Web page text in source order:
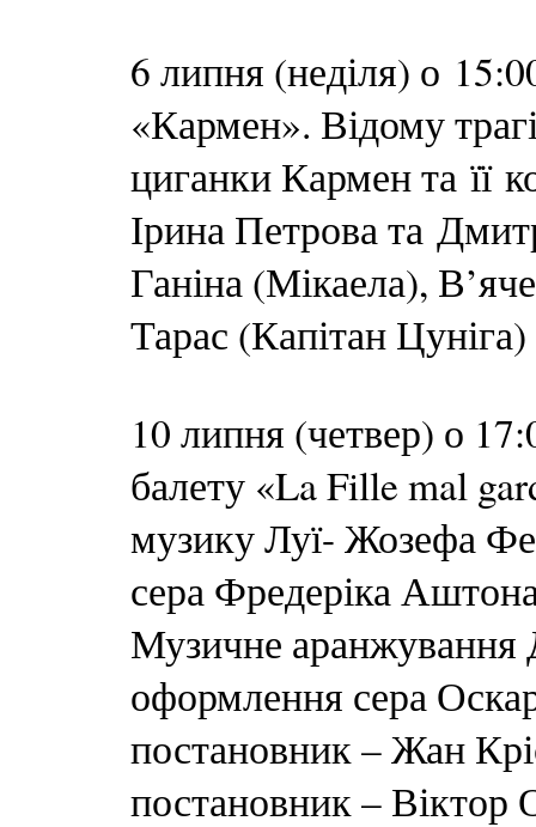
6 липня (неділя) о
«Кармен». Відому
циганки Кармен та її
Ірина Петрова та
Ганіна (Мікаела),
Тарас (Капітан
10 липня (четвер) о
балету «La Fille mal
музику Луї- Жозефа
сера Фредеріка
Музичне аранжування
оформлення сера
постановник – Жан
постановник – Віктор